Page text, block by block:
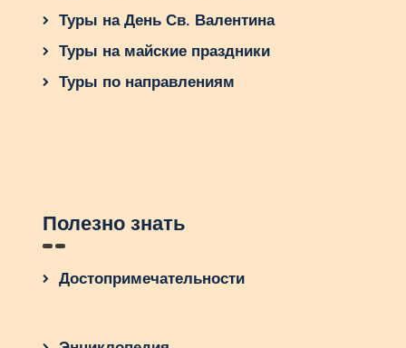
Туры на День Св. Валентина
Туры на майские праздники
Туры по направлениям
Полезно знать
Достопримечательности